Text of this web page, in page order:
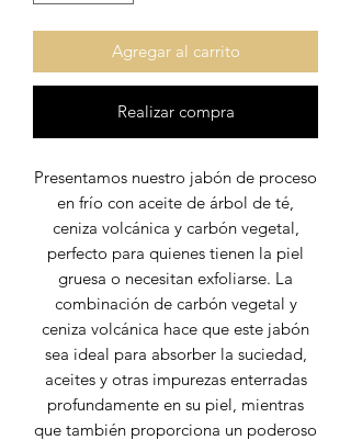
Agregar al carrito
Realizar compra
Presentamos nuestro jabón de proceso
en frío con aceite de árbol de té,
ceniza volcánica y carbón vegetal,
perfecto para quienes tienen la piel
gruesa o necesitan exfoliarse. La
combinación de carbón vegetal y
ceniza volcánica hace que este jabón
sea ideal para absorber la suciedad,
aceites y otras impurezas enterradas
profundamente en su piel, mientras
que también proporciona un poderoso